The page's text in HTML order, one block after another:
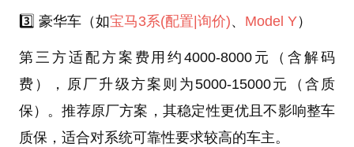
3️⃣ 豪华车（如宝马3系(配置 |询价)、 Model Y）
第三方适配方案费用约4000-8000元（含解码
费），原厂升级方案则为5000-15000元（含质
保）。推荐原厂方案，其稳定性更优且不影响整车
质保，适合对系统可靠性要求较高的车主。